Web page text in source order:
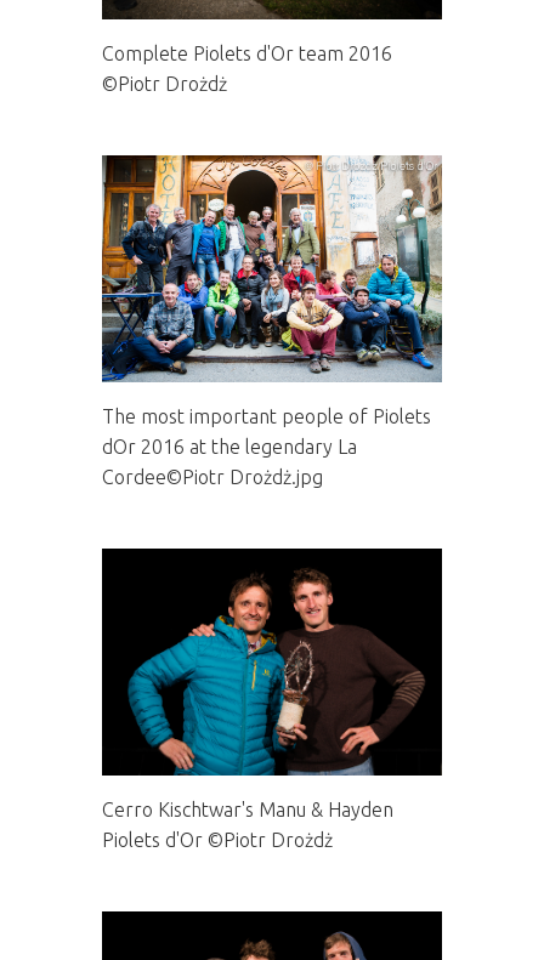
Complete Piolets d'Or team 2016
©Piotr Drożdż
The most important people of Piolets
dOr 2016 at the legendary La
Cordee©Piotr Drożdż.jpg
Cerro Kischtwar's Manu & Hayden
Piolets d'Or ©Piotr Drożdż
Soirée Ascensions des Piolets d‘Or 2016